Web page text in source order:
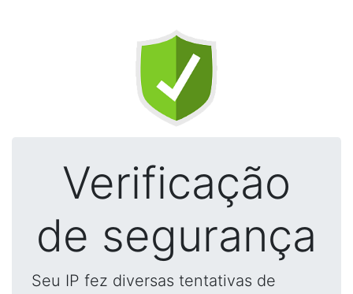
Verificação
de segurança
Seu IP fez diversas tentativas de